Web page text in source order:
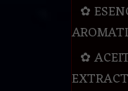
✿
✿